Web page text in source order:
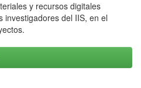
y recursos digitales
investigadores del IIS, en el